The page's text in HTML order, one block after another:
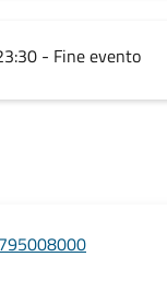
- Fine evento